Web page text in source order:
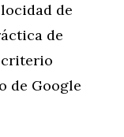
de
de
criterio
de Google